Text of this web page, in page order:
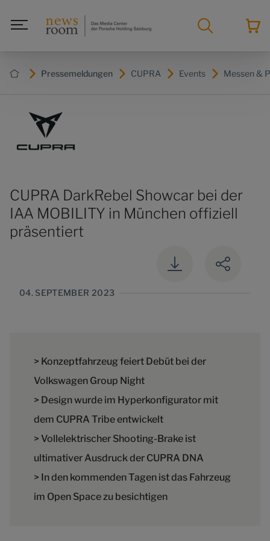
Pressemeldungen CUPRA Events Messen &
CUPRA DarkRebel Showcar bei der
IAA MOBILITY in München offiziell
präsentiert
04. SEPTEMBER 2023
> Konzeptfahrzeug feiert Debüt bei der
Volkswagen Group Night
> Design wurde im Hyperkonfigurator mit
dem CUPRA Tribe entwickelt
> Vollelektrischer Shooting-Brake ist
ultimativer Ausdruck der CUPRA DNA
> In den kommenden Tagen ist das Fahrzeug
im Open Space zu besichtigen